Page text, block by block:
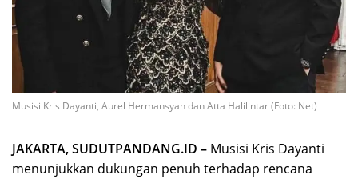
Musisi Kris Dayanti, Aurel Hermansyah dan Atta Halilintar (Foto: Net)
JAKARTA, SUDUTPANDANG.ID – Musisi Kris Dayanti
menunjukkan dukungan penuh terhadap rencana